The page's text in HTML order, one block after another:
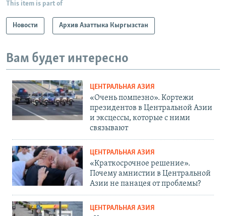
This item is part of
Новости Архив Азаттыка Кыргызстан
Вам будет интересно
ЦЕНТРАЛЬНАЯ АЗИЯ
«Очень помпезно». Кортежи
президентов в Центральной Азии
и эксцессы, которые с ними
связывают
ЦЕНТРАЛЬНАЯ АЗИЯ
«Краткосрочное решение».
Почему амнистии в Центральной
Азии не панацея от проблемы?
ЦЕНТРАЛЬНАЯ АЗИЯ